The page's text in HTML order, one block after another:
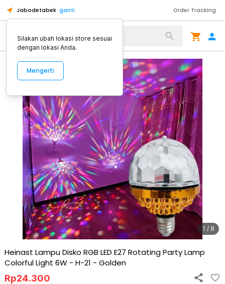
Jabodetabek ganti Order Tracking
Alat Kopi
1 / 8
Heinast Lampu Disko RGB LED E27 Rotating Party Lamp
Colorful Light 6W - H-21 - Golden
Rp24.300
Silakan ubah lokasi store sesuai
dengan lokasi Anda.
Mengerti